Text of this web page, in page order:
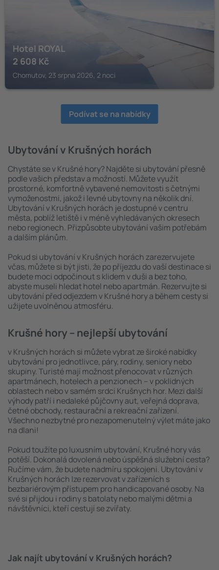
Hotel ROYAL
2 608 Kč
Chomutov, 23 srpna 2026, 2 noci
Podívat se na nabídky
Ubytování v Krušných horách
Chystáte se v Krušné hory? Najděte si ubytování přesně
podle vašich představ a možností. Můžete využít
prostorné, komfortně vybavené nemovitosti s četnými
vymoženostmi, jakož i levné ubytovny na několik dní.
Ubytování v Krušných horách je dostupné v centru
města, poblíž letiště i v méně vyhledávaných okresech
nebo regionech. Přizpůsobte ubytování vašim potřebám
a dalším plánům.
Pokud si ubytování v Krušných horách zarezervujete
včas, můžete si být jisti, že po příjezdu do vaší destinace si
budete moci odpočinout s klidem v duši a bez toho,
abyste museli hledat hotel nebo apartmán. Rezervujte si
ubytování před odjezdem v Krušné hory a během cesty si
užijete uvolněnou atmosféru.
Krušné hory – nejlepší ubytování
v Krušných horách si můžete vybrat ze široké nabídky
ubytování pro jednotlivce, páry, rodiny, seniory nebo
skupiny. Turisté mají možnost přenocovat v různých
apartmánech, hotelech a penzionech – v poklidných
oblastech nebo v samém srdci Krušnych hor. Mezi další
výhody patří i nedaleké půjčovny aut, veřejná doprava,
četné obchody, restaurační a rekreační zařízení.
Všechno nezbytné pro nezapomenutelný výlet máte jako
na dlani!
Pokud toužíte po luxusním ubytování, Krušné hory vás
potěší. Dokonalá dovolená nebo úspěšná služební cesta?
Ručíme vám, že budete nadmíru spokojeni. Ubytování v
Krušných horách lze rezervovat v zařízeních s
bezbariérovým přístupem pro handicapované osoby. Na
své si přijdou i rodiny s batolaty nebo malými dětmi a
návštěvníci, kteří cestují se zvířaty.
Jak najít ubytování v Krušných horách?